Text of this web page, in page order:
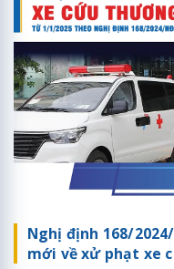
Nghị định 168/
mới về xử phạt xe